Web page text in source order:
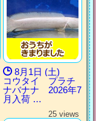
8月1日 (土)
コウタイ プラチ
ナバナナ 2026年7
月入荷 …
25 views